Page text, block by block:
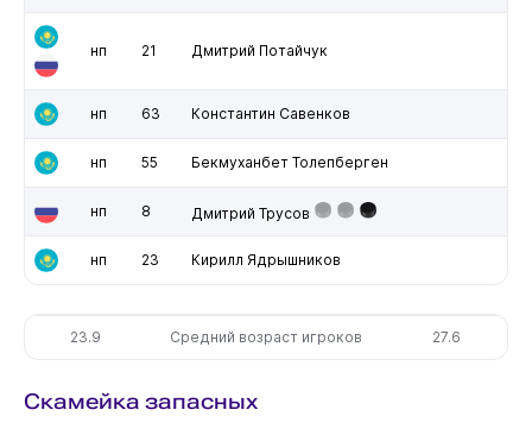
нп 21 Дмитрий Потайчук
нп 63 Константин Савенков
нп 55 Бекмуханбет Толепберген
нп 8 Дмитрий Трусов
нп 23 Кирилл Ядрышников
23.9 Средний возраст игроков 27.6
Скамейка запасных